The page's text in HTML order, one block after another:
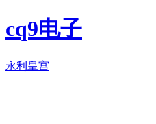
cq9电子
永利皇宫